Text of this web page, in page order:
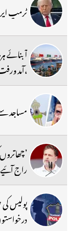
ٹرمپ
آبنائے
،آمد
مساجد
راج